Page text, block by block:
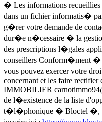
� Les informations
dans un fichier informatis�
g�rer votre demande de
dur�e n�cessaire � la
des prescriptions l�gales
conseillers Conform�ment
vous pouvez exercer votre
concernant et les faire
IMMOBILIER
de l�existence de la liste
t�l�phonique � Bloctel �,